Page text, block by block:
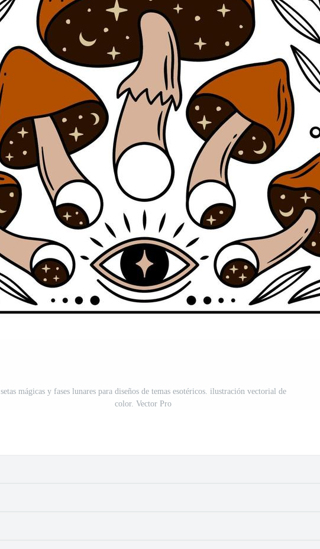
setas mágicas y fases lunares para diseños de temas esotéricos. ilustración vectorial de
color. Vector Pro